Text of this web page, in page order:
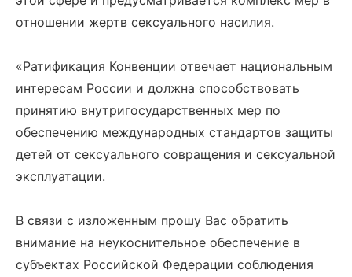
отношении жертв сексуального насилия.
«Ратификация Конвенции отвечает национальным
интересам России и должна способствовать
принятию внутригосударственных мер по
обеспечению международных стандартов защиты
детей от сексуального совращения и сексуальной
эксплуатации.
В связи с изложенным прошу Вас обратить
внимание на неукоснительное обеспечение в
субъектах Российской Федерации соблюдения